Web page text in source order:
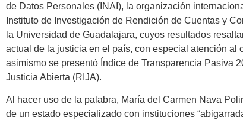
de Datos Personales (INAI), la organización
Instituto de Investigación de Rendición de Cuentas y
la Universidad de Guadalajara, cuyos resultados
actual de la justicia en el país, con especial atención al
asimismo se presentó Índice de Transparencia Pasiva
Justicia Abierta (RIJA).
Al hacer uso de la palabra, María del Carmen Nava
de un estado especializado con instituciones